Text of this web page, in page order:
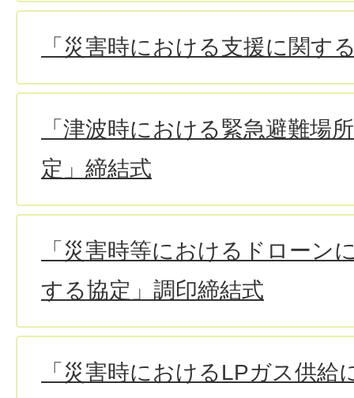
「災害時における支援に関す
「津波時における緊急避難場
定」締結式
「災害時等におけるドローン
する協定」調印締結式
「災害時におけるLPガス供給